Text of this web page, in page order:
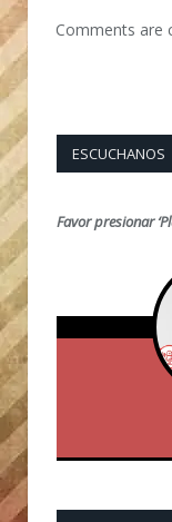
Comments are
ESCUCHANOS
Favor presionar